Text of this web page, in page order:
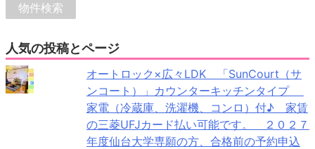
人気の投稿とページ
オートロック×広々LDK 「SunCourt（サ
ンコート）」カウンターキッチンタイプ
家電（冷蔵庫、洗濯機、コンロ）付♪ 家賃
の三菱UFJカード払い可能です。 ２０２７
年度仙台大学専願の方、合格前の予約申込